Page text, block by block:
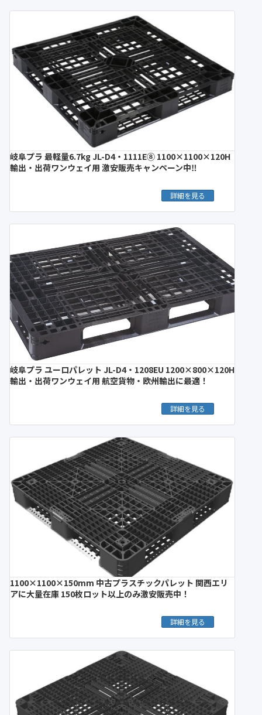
岐阜プラ 最軽量6.7kg JL-D4・1111E⑧ 1100×1100×120H
輸出・出荷ワンウェイ用 激安販売キャンペーン中‼︎
詳細を見る
岐阜プラ ユーロパレット JL-D4・1208EU 1200×800×120H
輸出・出荷ワンウェイ用 航空貨物・欧州輸出に最適！
詳細を見る
1100×1100×150mm 中古プラスチックパレット 関西エリ
アに大量在庫 150枚ロット以上のみ激安販売中！
詳細を見る